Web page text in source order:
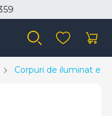
Corpuri de iluminat